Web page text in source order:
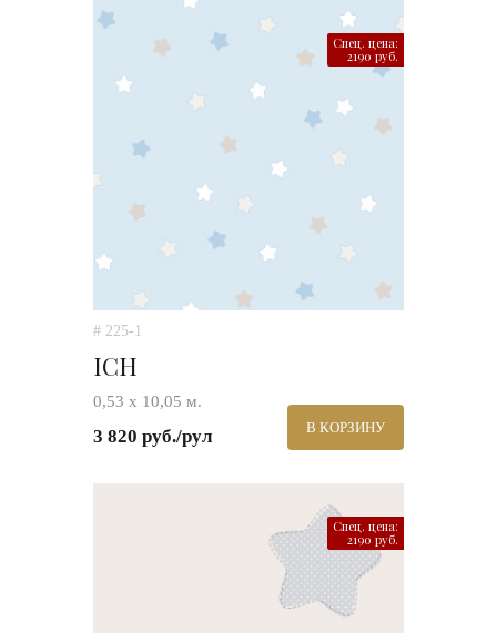
Спец. цена:
2190 руб.
# 225-1
ICH
0,53 х 10,05 м.
3 820 руб./рул В КОРЗИНУ
Спец. цена:
2190 руб.